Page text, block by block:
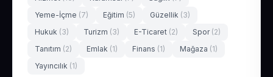
Yeme-İçme (7) Eğitim (5) Güzellik (3)
Hukuk (3) Turizm (3) E-Ticaret (2) Spor (2)
Tanıtım (2) Emlak (1) Finans (1) Mağaza (1)
Yayıncılık (1)